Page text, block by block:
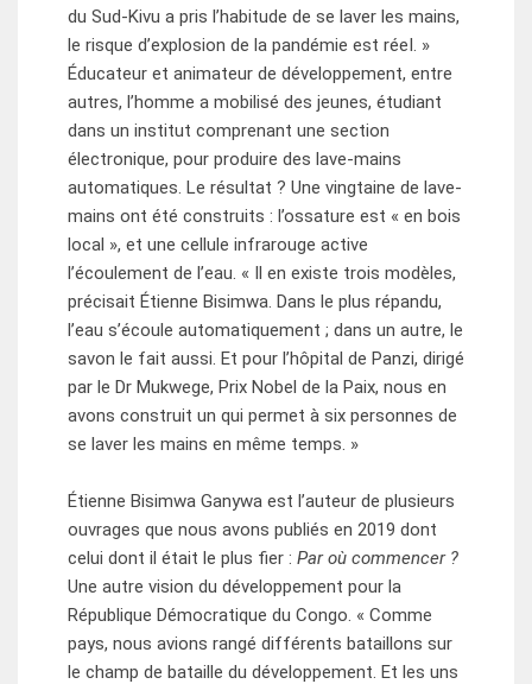
du Sud-Kivu a pris l’habitude de se laver les mains,
le risque d’explosion de la pandémie est réeI. »
Éducateur et animateur de développement, entre
autres, l’homme a mobilisé des jeunes, étudiant
dans un institut comprenant une section
électronique, pour produire des lave-mains
automatiques. Le résultat ? Une vingtaine de lave-
mains ont été construits : l’ossature est « en bois
local », et une cellule infrarouge active
l’écoulement de l’eau. « Il en existe trois modèles,
précisait Étienne Bisimwa. Dans le plus répandu,
l’eau s’écoule automatiquement ; dans un autre, le
savon le fait aussi. Et pour l’hôpital de Panzi, dirigé
par le Dr Mukwege, Prix Nobel de la Paix, nous en
avons construit un qui permet à six personnes de
se laver les mains en même temps. »
Étienne Bisimwa Ganywa est l’auteur de plusieurs
ouvrages que nous avons publiés en 2019 dont
celui dont il était le plus fier : Par où commencer ?
Une autre vision du développement pour la
République Démocratique du Congo. « Comme
pays, nous avions rangé différents bataillons sur
le champ de bataille du développement. Et les uns